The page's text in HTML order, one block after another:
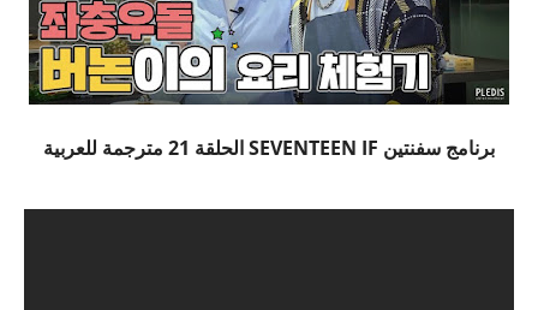
برنامج سفنتين SEVENTEEN IF الحلقة 21 مترجمة للعربية